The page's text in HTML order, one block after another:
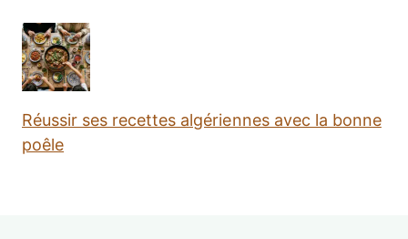
Réussir ses recettes algériennes avec la bonne
poêle